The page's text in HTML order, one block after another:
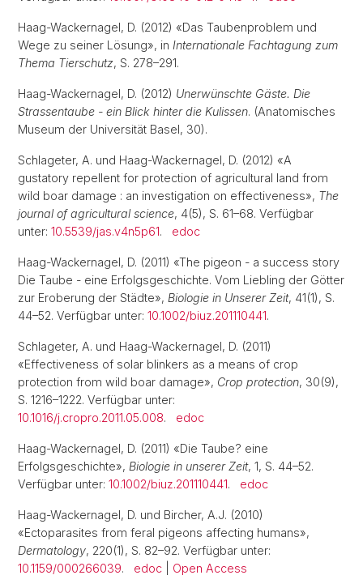
Haag-Wackernagel, D. (2012) «Das Taubenproblem und
Wege zu seiner Lösung», in Internationale Fachtagung zum
Thema Tierschutz, S. 278–291.
Haag-Wackernagel, D. (2012) Unerwünschte Gäste. Die
Strassentaube - ein Blick hinter die Kulissen. (Anatomisches
Museum der Universität Basel, 30).
Schlageter, A. und Haag-Wackernagel, D. (2012) «A
gustatory repellent for protection of agricultural land from
wild boar damage : an investigation on effectiveness», The
journal of agricultural science, 4(5), S. 61–68. Verfügbar
unter: 10.5539/jas.v4n5p61. edoc
Haag-Wackernagel, D. (2011) «The pigeon - a success story
Die Taube - eine Erfolgsgeschichte. Vom Liebling der Götter
zur Eroberung der Städte», Biologie in Unserer Zeit, 41(1), S.
44–52. Verfügbar unter: 10.1002/biuz.201110441.
Schlageter, A. und Haag-Wackernagel, D. (2011)
«Effectiveness of solar blinkers as a means of crop
protection from wild boar damage», Crop protection, 30(9),
S. 1216–1222. Verfügbar unter:
10.1016/j.cropro.2011.05.008. edoc
Haag-Wackernagel, D. (2011) «Die Taube? eine
Erfolgsgeschichte», Biologie in unserer Zeit, 1, S. 44–52.
Verfügbar unter: 10.1002/biuz.201110441. edoc
Haag-Wackernagel, D. und Bircher, A.J. (2010)
«Ectoparasites from feral pigeons affecting humans»,
Dermatology, 220(1), S. 82–92. Verfügbar unter:
10.1159/000266039. edoc Open Access